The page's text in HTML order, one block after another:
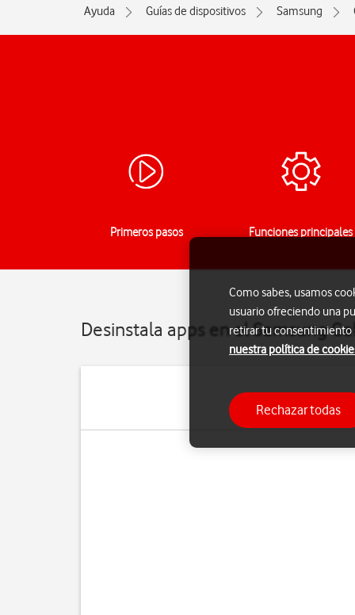
Ayuda Guías de dispositivos Samsung
Primeros pasos Funciones principales
Desinstala apps en el Samsung
Como sabes, usamos
usuario ofreciendo una
retirar tu consentimiento
nuestra política de
Rechazar todas